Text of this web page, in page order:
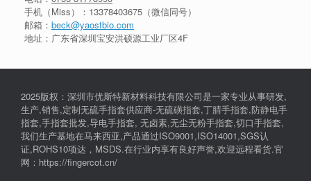
手机（Miss）： 13378403675 （微信同号）
邮箱： beck@yaostbio.com
地址：广东省深圳宝安洪硕源工业厂区4F
2025版权：深圳市优斯特新材料科技有限公司是一家专业从事研发,
生产,销售,定制无硫手指套供应商-无硫磺指套,丁腈手指套,防静电手
指套,手指套批发,导电手指套, 无卤素,无尘无粉手指套,切口手指套,
我们生产基地在马来西亚,产品通过ISO9001,ISO14001,SGS认
证,ROHS10项达，MSDS.在行业内享有良好声誉,欢迎远程看货.官
网：https://fingercot.cn/